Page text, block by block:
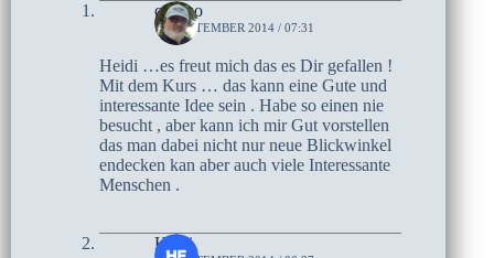
czoczo
13. SEPTEMBER 2014 / 07:31
Heidi …es freut mich das es Dir gefallen !
Mit dem Kurs … das kann eine Gute und
interessante Idee sein . Habe so einen nie
besucht , aber kann ich mir Gut vorstellen
das man dabei nicht nur neue Blickwinkel
endecken kan aber auch viele Interessante
Menschen .
Heidi